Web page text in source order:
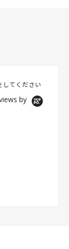
してください
by